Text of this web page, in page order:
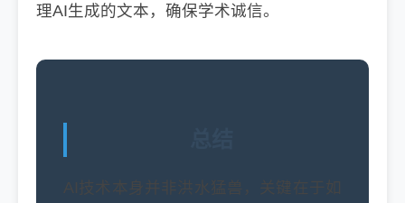
理AI生成的文本，确保学术诚信。
AI技术本身并非洪水猛兽，关键在于如